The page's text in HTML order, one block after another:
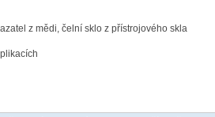
z mědi, čelní sklo z přístrojového skla